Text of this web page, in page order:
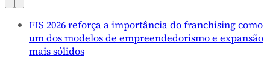
FIS 2026 reforça a importância do franchising como
um dos modelos de empreendedorismo e expansão
mais sólidos